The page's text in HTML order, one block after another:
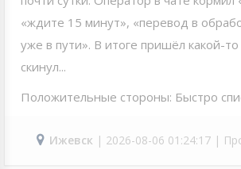
«ждите 15 минут», «перевод в
уже в пути». В итоге пришёл какой-
скинул...
Положительные стороны: Быстро
Ижевск | 2026-08-06 01:24:17 |